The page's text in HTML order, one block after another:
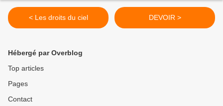
< Les droits du ciel DEVOIR >
Hébergé par Overblog
Top articles
Pages
Contact